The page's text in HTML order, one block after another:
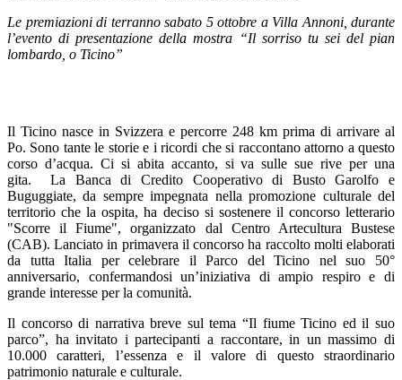
Le premiazioni di terranno sabato 5 ottobre a Villa Annoni, durante
l’evento di presentazione della mostra “Il sorriso tu sei del pian
lombardo, o Ticino”
Il Ticino nasce in Svizzera e percorre 248 km prima di arrivare al
Po. Sono tante le storie e i ricordi che si raccontano attorno a questo
corso d’acqua. Ci si abita accanto, si va sulle sue rive per una
gita. La Banca di Credito Cooperativo di Busto Garolfo e
Buguggiate, da sempre impegnata nella promozione culturale del
territorio che la ospita, ha deciso si sostenere il concorso letterario
"Scorre il Fiume", organizzato dal Centro Artecultura Bustese
(CAB). Lanciato in primavera il concorso ha raccolto molti elaborati
da tutta Italia per celebrare il Parco del Ticino nel suo 50°
anniversario, confermandosi un’iniziativa di ampio respiro e di
grande interesse per la comunità.
Il concorso di narrativa breve sul tema “Il fiume Ticino ed il suo
parco”, ha invitato i partecipanti a raccontare, in un massimo di
10.000 caratteri, l’essenza e il valore di questo straordinario
patrimonio naturale e culturale.